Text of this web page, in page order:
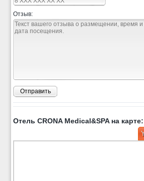
Отзыв:
Отправить
Отель CRONA Medical&SPA на карте: